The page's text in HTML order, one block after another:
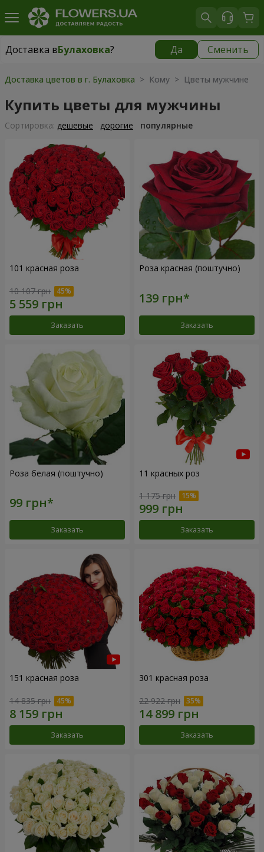
Доставка вБулаховка? Да Сменить
Доставка вБулаховка|
Доставка цветов в г. Булаховка > Кому > Цветы мужчине
Купить цветы для мужчины
Cортировка: дешевые дорогие популярные
101 красная роза
10 107 грн
Заказать
Роза красная (поштучно)
Заказать
Роза белая (поштучно)
Заказать
11 красных роз
1 175 грн
Заказать
151 красная роза
14 835 грн
Заказать
301 красная роза
22 922 грн
Заказать